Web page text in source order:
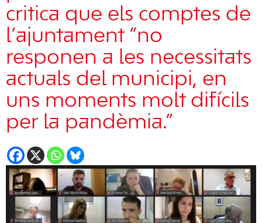
critica que els comptes de
l’ajuntament “no
responen a les necessitats
actuals del municipi, en
uns moments molt difícils
per la pandèmia.”